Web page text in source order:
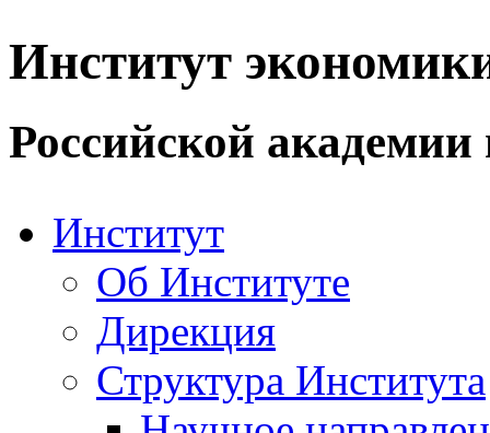
Институт
Российской академии
Институт
Об Институте
Дирекция
Структура Института